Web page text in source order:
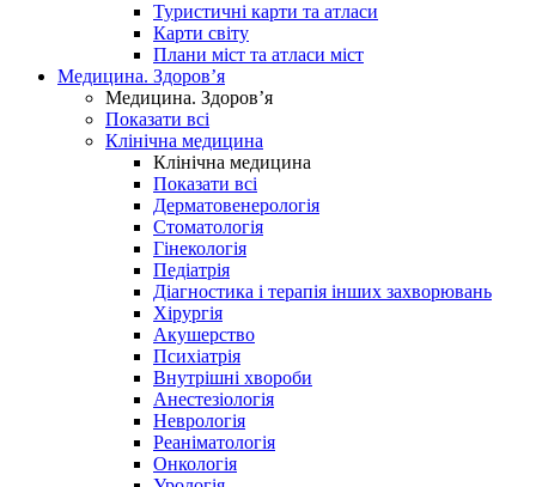
Туристичні карти та атласи
Карти світу
Плани міст та атласи міст
Медицина. Здоров’я
Медицина. Здоров’я
Показати всі
Клінічна медицина
Клінічна медицина
Показати всі
Дерматовенерологія
Стоматологія
Гінекологія
Педіатрія
Діагностика і терапія інших захворювань
Хірургія
Акушерство
Психіатрія
Внутрішні хвороби
Анестезіологія
Неврологія
Реаніматологія
Онкологія